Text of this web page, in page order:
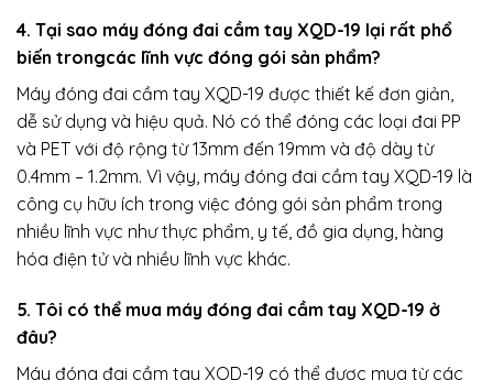
4. Tại sao máy đóng đai cầm tay XQD-19 lại rất phổ
biến trongcác lĩnh vực đóng gói sản phẩm?
Máy đóng đai cầm tay XQD-19 được thiết kế đơn giản,
dễ sử dụng và hiệu quả. Nó có thể đóng các loại đai PP
và PET với độ rộng từ 13mm đến 19mm và độ dày từ
0.4mm – 1.2mm. Vì vậy, máy đóng đai cầm tay XQD-19 là
công cụ hữu ích trong việc đóng gói sản phẩm trong
nhiều lĩnh vực như thực phẩm, y tế, đồ gia dụng, hàng
hóa điện tử và nhiều lĩnh vực khác.
5. Tôi có thể mua máy đóng đai cầm tay XQD-19 ở
đâu?
Máy đóng đai cầm tay XQD-19 có thể được mua từ các